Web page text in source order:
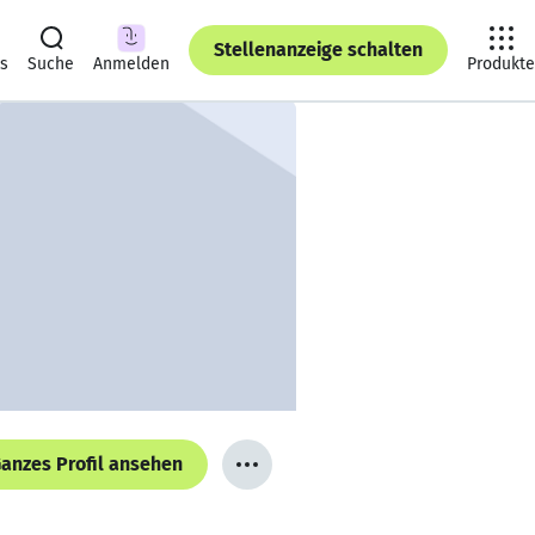
Suche Anmelden
Stellenanzeige schalten
Produkte
Profil ansehen